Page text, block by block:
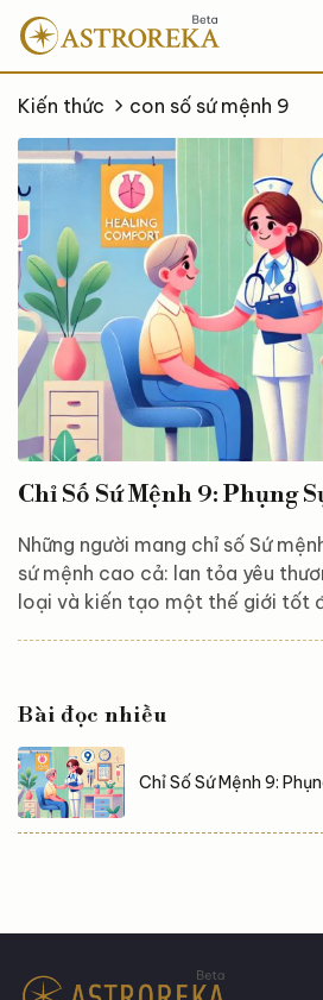
qua
nội
dungKiến thức con số sứ mệnh 9
Chỉ Số Sứ Mệnh 9: Phụng
Những người mang chỉ số Sứ
sứ mệnh cao cả: lan tỏa yêu
loại và kiến tạo một thế giới tốt
tình duyên của người mang chỉ số
rõ hơn về hành trình mà họ được
chỉ số...
Bài đọc nhiều
Chỉ Số Sứ Mệnh 9: